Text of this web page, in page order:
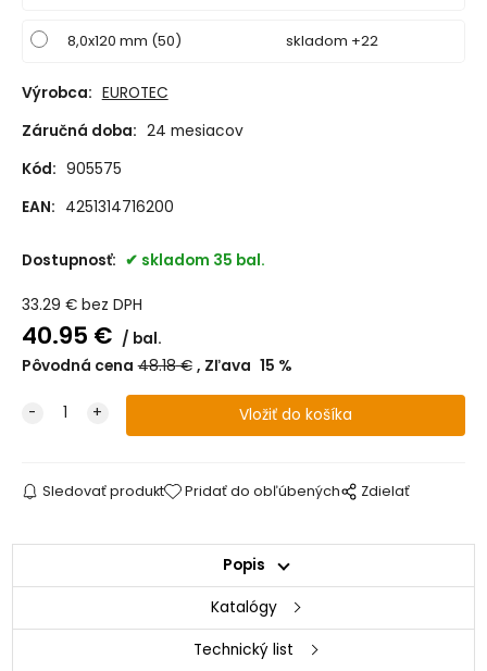
8,0x120 mm (50) skladom +22
Výrobca: EUROTEC
Záručná doba: 24 mesiacov
Kód: 905575
EAN: 4251314716200
Dostupnosť: skladom 35 bal.
33.29 € bez DPH
40.95 €
bal.
Pôvodná cena 48.18€ Zľava 15 %
Sledovať produkt Pridať do obľúbených Zdielať
Popis
Katalógy
Technický list